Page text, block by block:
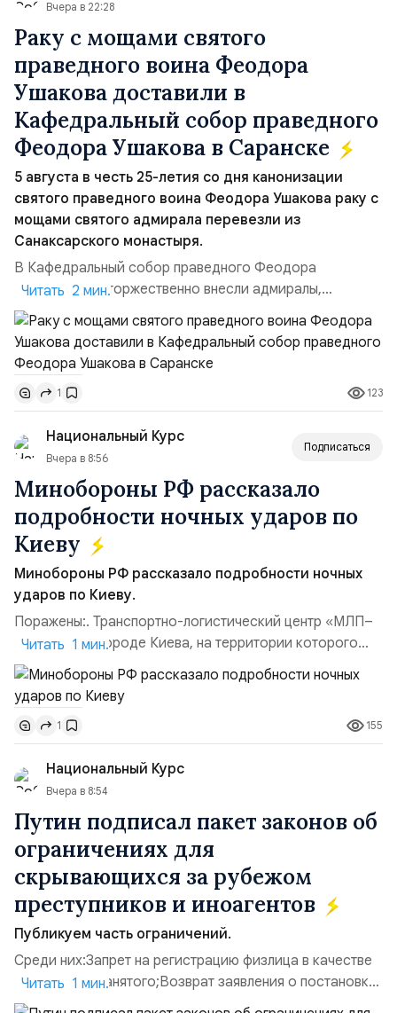
Вчера в 22:28
Раку с мощами святого
праведного воина Феодора
Ушакова доставили в
Кафедральный собор праведного
Феодора Ушакова в Саранске
5 августа в честь 25-летия со дня канонизации
святого праведного воина Феодора Ушакова раку с
мощами святого адмирала перевезли из
Санаксарского монастыря.
В Кафедральный собор праведного Феодора
Ушакова раку торжественно внесли адмиралы,
участвовавшие в канонизации святого праведного
воина Феодора Ушакова 25 лет назад:Адмирал
Владимир Прокофьевич Валуев, командующий
Балтийским флотом ВМФ России (2001–2006
гг.);Адмирал Владимир Петрович Комоедов,
командующий Черноморским флотом ВМФ России
(1998–2002 г...
Читать 2 мин.
1 123
Национальный Курс
Вчера в 8:56
Подписаться
Минобороны РФ рассказало
подробности ночных ударов по
Киеву
Минобороны РФ рассказало подробности ночных
ударов по Киеву.
Поражены:. Транспортно-логистический центр «МЛП–
Чайка» в пригороде Киева, на территории которого
осуществлялось хранение, сборка а также запуск с
прилегающего полевого аэродром «Чайка»
дальнобойных БПЛА ВСУ; Складские помещения
«Транс-Логистик» в Оболонском районе г. Киев,
использовавшиеся для хранения военного
имущества ВСУ; Сортировочны...
Читать 1 мин.
1 155
Национальный Курс
Вчера в 8:54
Путин подписал пакет законов об
ограничениях для
скрывающихся за рубежом
преступников и иноагентов
Публикуем часть ограничений.
Среди них:Запрет на регистрацию физлица в качестве
ИП или самозанятого;Возврат заявления о постановке
недвижимости на кадастровый учет;Ограничение
Читать 1 мин.